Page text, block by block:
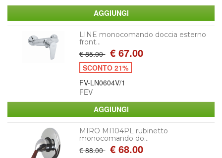
LINE monocomando doccia esterno
front...
€ 85.00 € 67.00
SCONTO 21%
FV-LN0604V/1
FEV
MIRO MI104PL rubinetto
monocomando do...
€ 88.00 € 68.00